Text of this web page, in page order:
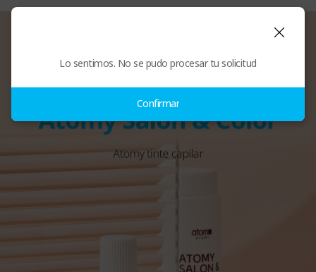
Lo sentimos. No se pudo procesar tu solicitud
Confirmar